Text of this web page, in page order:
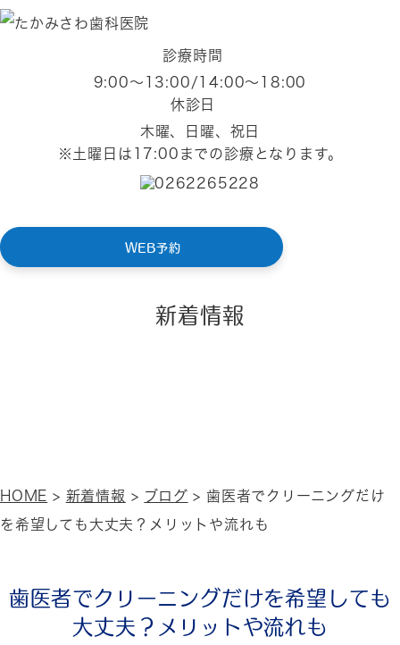
診療時間
9:00～13:00/14:00〜18:00
休診日
木曜、日曜、祝日
※土曜日は17:00までの診療となります。
WEB予約
新着情報
HOME > 新着情報 > ブログ > 歯医者でクリーニングだけ
を希望しても大丈夫？メリットや流れも
歯医者でクリーニングだけを希望しても
大丈夫？メリットや流れも